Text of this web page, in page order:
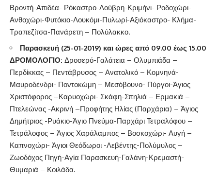
Βροντή-Απιδέα- Ρόκαστρο-Λούβρη-Κριμήνι- Ροδοχώρι-
Ανθοχώρι-Φυτόκιο-Λουκόμι-Πυλωρί-Αξιόκαστρο- Κλήμα-
Τραπεζίτσα-Πανάρετη – Πολύλακκο.
Παρασκευή (25-01-2019) και ώρες από 09.00 έως 15.00
ΔΡΟΜΟΛΟΓΙΟ: Δροσερό-Γαλάτεια – Ολυμπιάδα –
Περδίκκας – Πεντάβρυσος – Ανατολικό – Κομνηνά-
Μαυροδένδρι- Ποντοκώμη – Μεσόβουνο- Πύργοι-Άγιος
Χριστόφορος –Καρυοχώρι- Σκάφη-Σπηλιά – Ερμακιά –
Πτελεώνας -Ακρινή –Προφήτης Ηλίας (Παρχάρια) – Άγιος
Δημήτριος -Ρυάκιο-Άγιο Πνεύμα-Παρχάρι Τετραλόφου –
Τετράλοφος – Άγιος Χαράλαμπος – Βοσκοχώρι- Αυγή –
Καπνοχώρι- Άγιοι Θεόδωροι -Λεβέντης-Πολύμυλος –
Ζωοδόχος Πηγή-Αγία Παρασκευή-Γαλάνη-Κρεμαστή-
Θυμαριά – Κοιλάδα.